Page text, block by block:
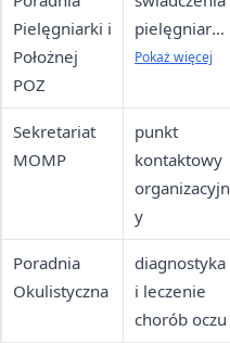
nej
Pielęgniarki i
Położnej
POZ
pielęgniarki
i położnej
j opieki
zdrowotnej
Pokaż więcej
Sekretariat
MOMP
punkt
kontaktowy
organizacyjn
y
Poradnia
Okulistyczna
diagnostyka
i leczenie
chorób oczu